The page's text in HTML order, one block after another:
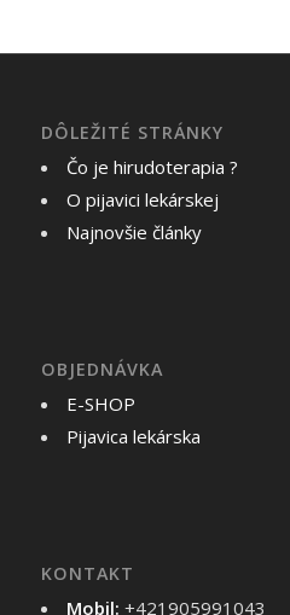
DÔLEŽITÉ STRÁNKY
Čo je hirudoterapia ?
O pijavici lekárskej
Najnovšie články
OBJEDNÁVKA
E-SHOP
Pijavica lekárska
KONTAKT
Mobil: +421905991043